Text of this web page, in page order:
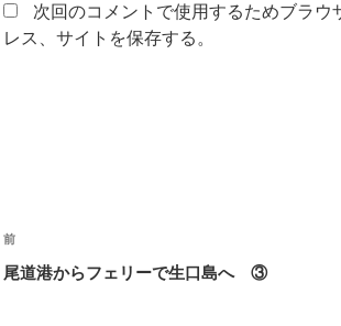
次回のコメントで使用するためブラウ
レス、サイトを保存する。
投
稿
前
の
前
尾道港からフェリーで生口島へ ③